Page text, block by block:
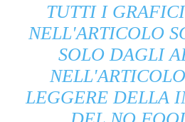
TUTTI I
NELL'ARTICOLO
SOLO DAGLI
LEGGERE DELLA